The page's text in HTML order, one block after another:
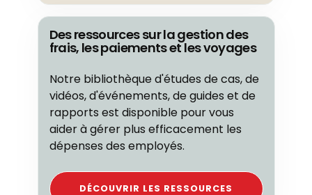
Des ressources sur la gestion des
frais, les paiements et les voyages
Notre bibliothèque d'études de cas, de
vidéos, d'événements, de guides et de
rapports est disponible pour vous
aider à gérer plus efficacement les
dépenses des employés.
DÉCOUVRIR LES RESSOURCES